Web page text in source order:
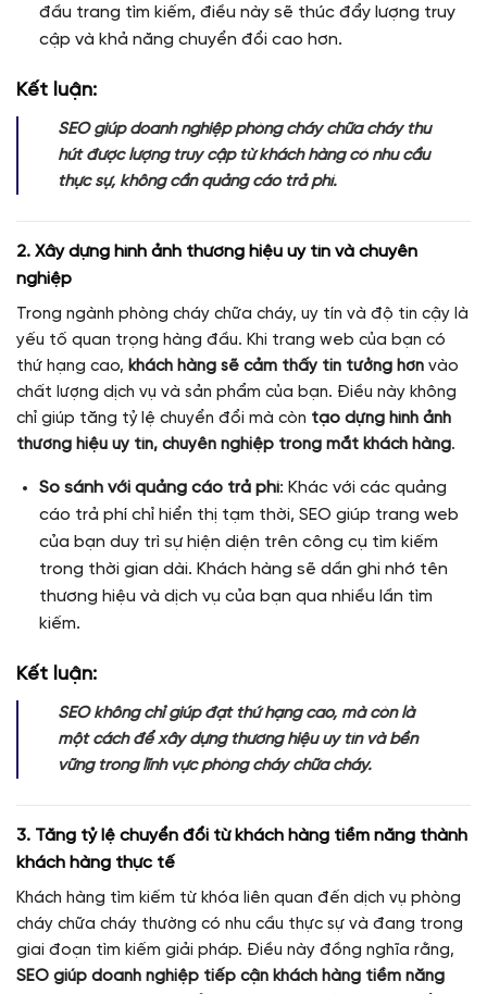
đầu trang tìm kiếm, điều này sẽ thúc đẩy lượng truy
cập và khả năng chuyển đổi cao hơn.
Kết luận:
SEO giúp doanh nghiệp phòng cháy chữa cháy thu
hút được lượng truy cập từ khách hàng có nhu cầu
thực sự, không cần quảng cáo trả phí.
2. Xây dựng hình ảnh thương hiệu uy tín và chuyên
nghiệp
Trong ngành phòng cháy chữa cháy, uy tín và độ tin cậy là
yếu tố quan trọng hàng đầu. Khi trang web của bạn có
thứ hạng cao, khách hàng sẽ cảm thấy tin tưởng hơn vào
chất lượng dịch vụ và sản phẩm của bạn. Điều này không
chỉ giúp tăng tỷ lệ chuyển đổi mà còn tạo dựng hình ảnh
thương hiệu uy tín, chuyên nghiệp trong mắt khách hàng.
So sánh với quảng cáo trả phí: Khác với các quảng
cáo trả phí chỉ hiển thị tạm thời, SEO giúp trang web
của bạn duy trì sự hiện diện trên công cụ tìm kiếm
trong thời gian dài. Khách hàng sẽ dần ghi nhớ tên
thương hiệu và dịch vụ của bạn qua nhiều lần tìm
kiếm.
Kết luận:
SEO không chỉ giúp đạt thứ hạng cao, mà còn là
một cách để xây dựng thương hiệu uy tín và bền
vững trong lĩnh vực phòng cháy chữa cháy.
3. Tăng tỷ lệ chuyển đổi từ khách hàng tiềm năng thành
khách hàng thực tế
Khách hàng tìm kiếm từ khóa liên quan đến dịch vụ phòng
cháy chữa cháy thường có nhu cầu thực sự và đang trong
giai đoạn tìm kiếm giải pháp. Điều này đồng nghĩa rằng,
SEO giúp doanh nghiệp tiếp cận khách hàng tiềm năng